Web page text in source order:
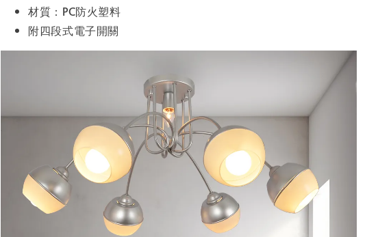
材質：PC防火塑料
附四段式電子開關